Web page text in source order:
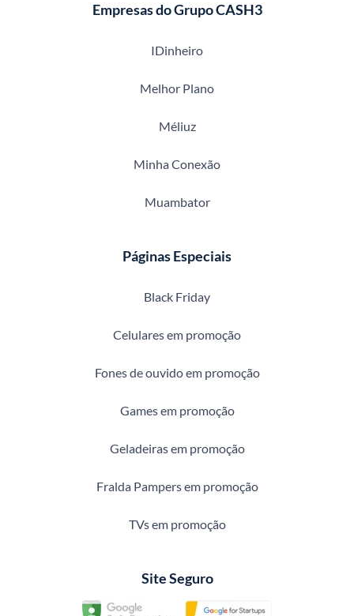
Empresas do Grupo CASH3
IDinheiro
Melhor Plano
Méliuz
Minha Conexão
Muambator
Páginas Especiais
Black Friday
Celulares em promoção
Fones de ouvido em promoção
Games em promoção
Geladeiras em promoção
Fralda Pampers em promoção
TVs em promoção
Site Seguro